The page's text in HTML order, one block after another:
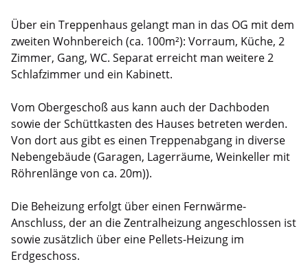
Über ein Treppenhaus gelangt man in das OG mit dem
zweiten Wohnbereich (ca. 100m²): Vorraum, Küche, 2
Zimmer, Gang, WC. Separat erreicht man weitere 2
Schlafzimmer und ein Kabinett.
Vom Obergeschoß aus kann auch der Dachboden
sowie der Schüttkasten des Hauses betreten werden.
Von dort aus gibt es einen Treppenabgang in diverse
Nebengebäude (Garagen, Lagerräume, Weinkeller mit
Röhrenlänge von ca. 20m)).
Die Beheizung erfolgt über einen Fernwärme-
Anschluss, der an die Zentralheizung angeschlossen ist
sowie zusätzlich über eine Pellets-Heizung im
Erdgeschoss.